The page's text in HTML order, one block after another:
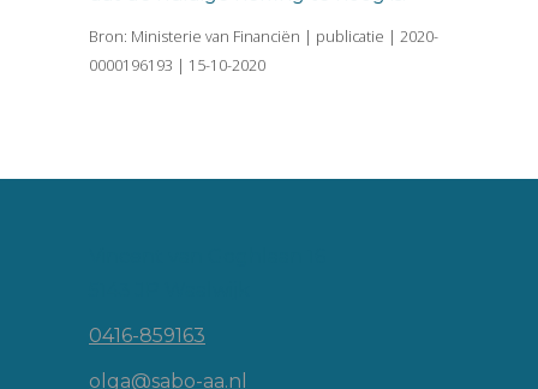
Bron: Ministerie van Financiën | publicatie | 2020-
0000196193 | 15-10-2020
0416-859163
olga@sabo-aa.nl